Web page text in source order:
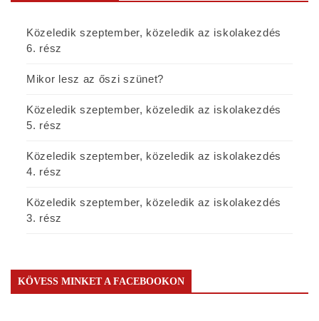
Közeledik szeptember, közeledik az iskolakezdés
6. rész
Mikor lesz az őszi szünet?
Közeledik szeptember, közeledik az iskolakezdés
5. rész
Közeledik szeptember, közeledik az iskolakezdés
4. rész
Közeledik szeptember, közeledik az iskolakezdés
3. rész
KÖVESS MINKET A FACEBOOKON